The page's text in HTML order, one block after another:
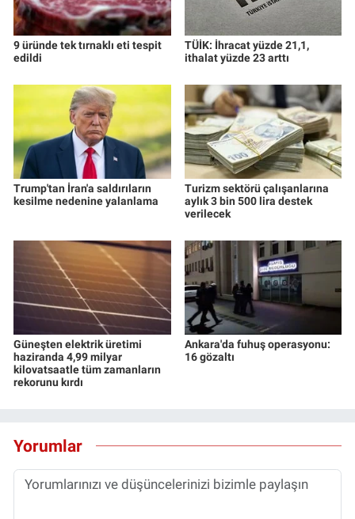
9 üründe tek tırnaklı eti tespit
edildi
TÜİK: İhracat yüzde 21,1,
ithalat yüzde 23 arttı
Trump'tan İran'a saldırıların
kesilme nedenine yalanlama
Turizm sektörü çalışanlarına
aylık 3 bin 500 lira destek
verilecek
Güneşten elektrik üretimi
haziranda 4,99 milyar
kilovatsaatle tüm zamanların
rekorunu kırdı
Ankara'da fuhuş operasyonu:
16 gözaltı
Yorumlar